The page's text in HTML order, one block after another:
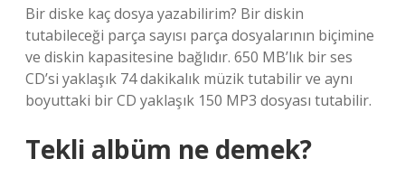
Bir diske kaç dosya yazabilirim? Bir diskin
tutabileceği parça sayısı parça dosyalarının biçimine
ve diskin kapasitesine bağlıdır. 650 MB’lık bir ses
CD’si yaklaşık 74 dakikalık müzik tutabilir ve aynı
boyuttaki bir CD yaklaşık 150 MP3 dosyası tutabilir.
Tekli albüm ne demek?